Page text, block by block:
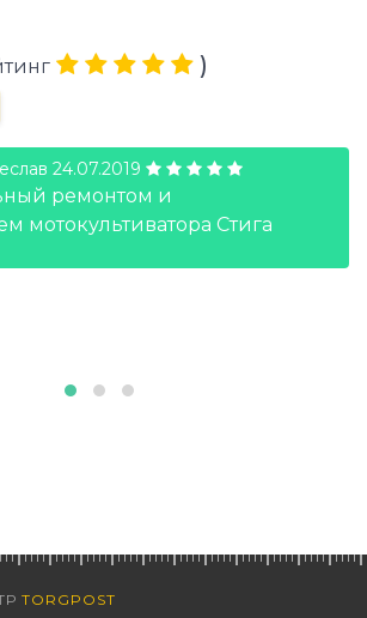
)
24.07.2019
ремонтом и
мотокультиватора Стига
TORGPOST